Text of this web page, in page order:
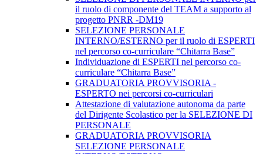
il ruolo di componente del TEAM a supporto al
progetto PNRR -DM19
SELEZIONE PERSONALE
INTERNO/ESTERNO per il ruolo di ESPERTI
nel percorso co-curriculare “Chitarra Base”
Individuazione di ESPERTI nel percorso co-
curriculare “Chitarra Base”
GRADUATORIA PROVVISORIA -
ESPERTO nei percorsi co-curriculari
Attestazione di valutazione autonoma da parte
del Dirigente Scolastico per la SELEZIONE DI
PERSONALE
GRADUATORIA PROVVISORIA
SELEZIONE PERSONALE